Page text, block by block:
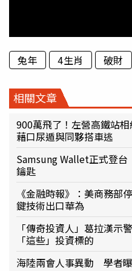
兔年 4生肖 破財
相關文章
900萬飛了！左營高鐵站
藉口尿遁與同夥搭車逃
Samsung Wallet正式登
鑰匙
《金融時報》：美商務
鍵技術出口華為
「傳奇投資人」葛拉漢
「這些」投資標的
海陸兩會人事異動 學者